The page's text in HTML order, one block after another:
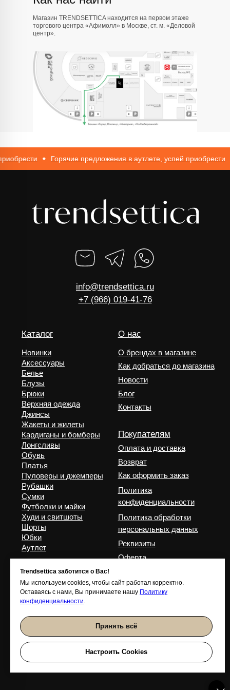
Магазин TRENDSETTICA находится на первом этаже
торгового центра «Афимолл» в Москве, ст. м. «Деловой
центр».
Горячие предложения в аутлете, успей приобрести
Trendsettica заботится о Вас!
Мы используем cookies, чтобы сайт работал корректно.
Оставаясь с нами, Вы принимаете нашу Политику
конфиденциальности.
Принять всё
Настроить Cookies